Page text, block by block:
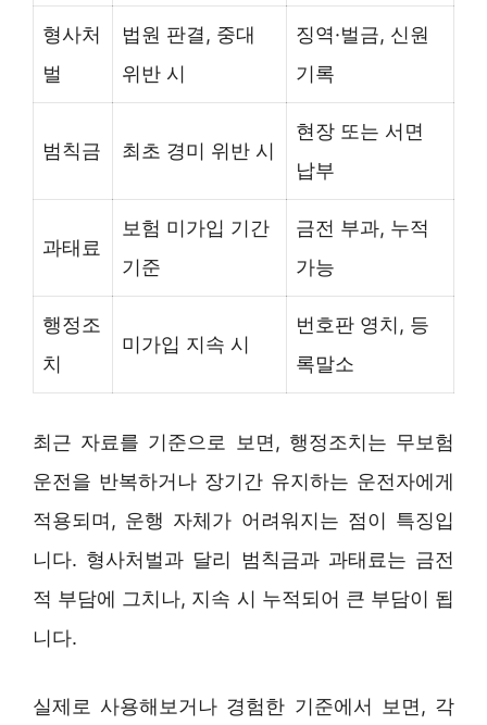
형사처
벌
법원 판결, 중대
위반 시
징역·벌금, 신원
기록
범칙금 최초 경미 위반 시
현장 또는 서면
납부
과태료
보험 미가입 기간
기준
금전 부과, 누적
가능
행정조
치
미가입 지속 시
번호판 영치, 등
록말소
최근 자료를 기준으로 보면, 행정조치는 무보험
운전을 반복하거나 장기간 유지하는 운전자에게
적용되며, 운행 자체가 어려워지는 점이 특징입
니다. 형사처벌과 달리 범칙금과 과태료는 금전
적 부담에 그치나, 지속 시 누적되어 큰 부담이 됩
니다.
실제로 사용해보거나 경험한 기준에서 보면, 각